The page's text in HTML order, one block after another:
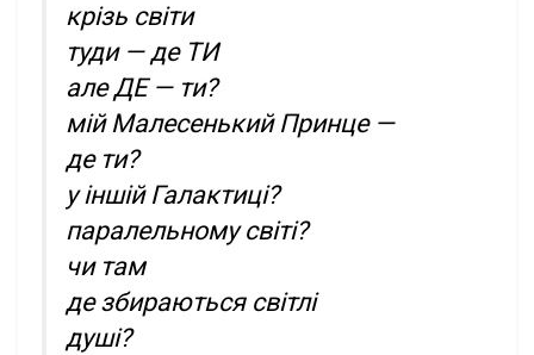
крізь світи
туди — де ТИ
але ДЕ — ти?
мій Малесенький Принце —
де ти?
у іншій Галактиці?
паралельному світі?
чи там
де збираються світлі
душі?